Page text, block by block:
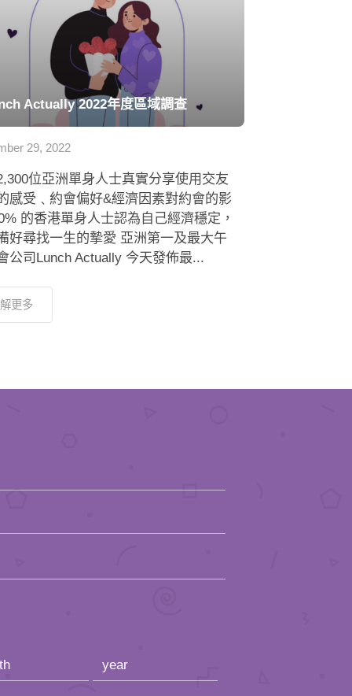
Actually 2022年度區域調查
29, 2022
位亞洲單身人士真實分享使用交友
感受﹑約會偏好&經濟因素對約會的影
的香港單身人士認為自己經濟穩定，
好尋找一生的摯愛 亞洲第一及最大午
公司Lunch Actually 今天發佈最...
更多